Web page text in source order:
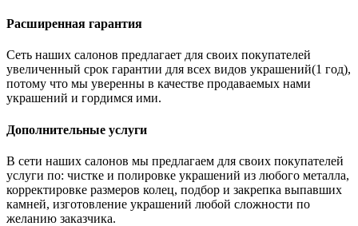
Расширенная гарантия
Сеть наших салонов предлагает для своих покупателей
увеличенный срок гарантии для всех видов украшений(1 год),
потому что мы уверенны в качестве продаваемых нами
украшений и гордимся ими.
Дополнительные услуги
В сети наших салонов мы предлагаем для своих покупателей
услуги по: чистке и полировке украшений из любого металла,
корректировке размеров колец, подбор и закрепка выпавших
камней, изготовление украшений любой сложности по
желанию заказчика.